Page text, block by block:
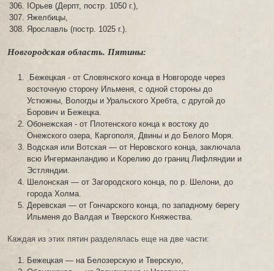
IОрьев (Дерпт, постр. 1050 г.),
Яжелбицы,
Ярославль (постр. 1025 г.).
Новгородская область. Пятины:
Бежецкая - от Словянского конца в Новгороде через
восточную сторону Ильменя, с одной стороны до
Устюжны, Вологды и Уральского Хребта, с другой до
Борович и Бежецка.
Обонежская - от Плотенского конца к востоку до
Онежского озера, Каргополя, Двины и до Белого Моря.
Водская или Вотская — от Неровского конца, заключала
всю Ингерманландию и Корелию до границ Лифляндии и
Эстляндии.
Шелонская — от Загородского конца, по р. Шелони, до
города Холма.
Деревская — от Гончарского конца, по западному берегу
Ильменя до Валдая и Тверского Княжества.
Каждая из этих пятин разделялась еще на две части:
Бежецкая — на Белозерскую и Тверскую,